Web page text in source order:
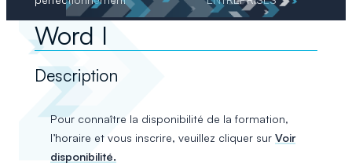
Word I
Description
Pour connaître la disponibilité de la formation,
l’horaire et vous inscrire, veuillez cliquer sur Voir
disponibilité.